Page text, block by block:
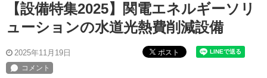
【設備特集2025】関電エネルギーソリ
ューションの水道光熱費削減設備
2025年11月19日 ポスト